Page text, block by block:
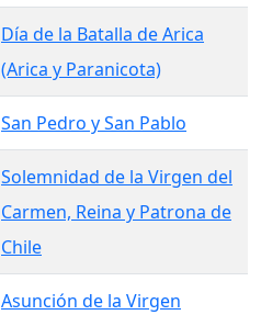
Día de la Batalla de Arica
(Arica y Paranicota)
San Pedro y San Pablo
Solemnidad de la Virgen del
Carmen, Reina y Patrona de
Chile
Asunción de la Virgen